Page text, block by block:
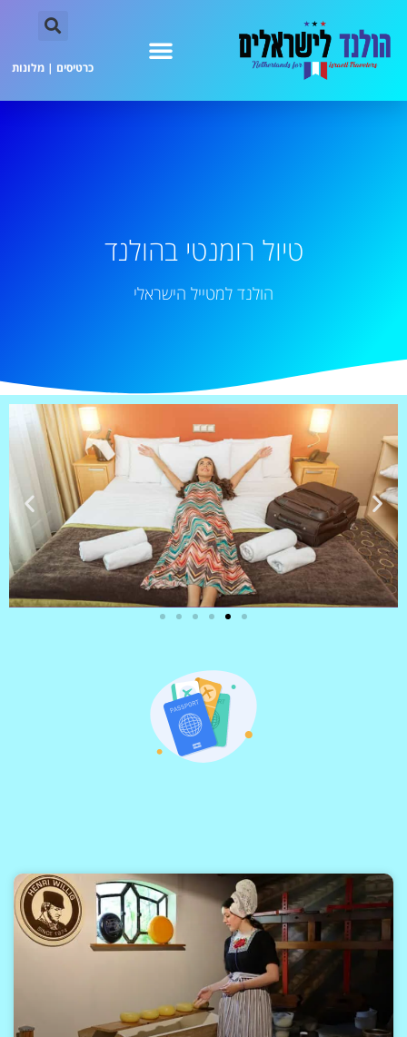
כרטיסים | מלונות
טיול רומנטי בהולנד
הולנד למטייל הישראלי